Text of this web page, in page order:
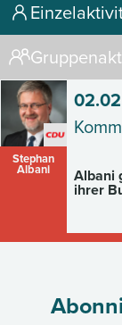
Stephan
Albani Albani
ihrer